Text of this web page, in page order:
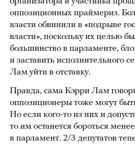
оппозиционных праймериз.
власти обвинили в «подрыве
власти», поскольку их целью
большинство в парламенте,
и заставить исполнительного
Лам уйти в отставку.
Правда, сама Кэрри Лам
оппозиционеры тоже могут
Но если кого-то из них и
то им останется бороться
в парламент. 2/3 депутатов